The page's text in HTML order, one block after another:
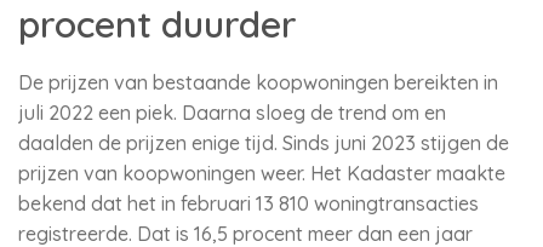
procent duurder
De prijzen van bestaande koopwoningen bereikten in
juli 2022 een piek. Daarna sloeg de trend om en
daalden de prijzen enige tijd. Sinds juni 2023 stijgen de
prijzen van koopwoningen weer. Het Kadaster maakte
bekend dat het in februari 13 810 woningtransacties
registreerde. Dat is 16,5 procent meer dan een jaar